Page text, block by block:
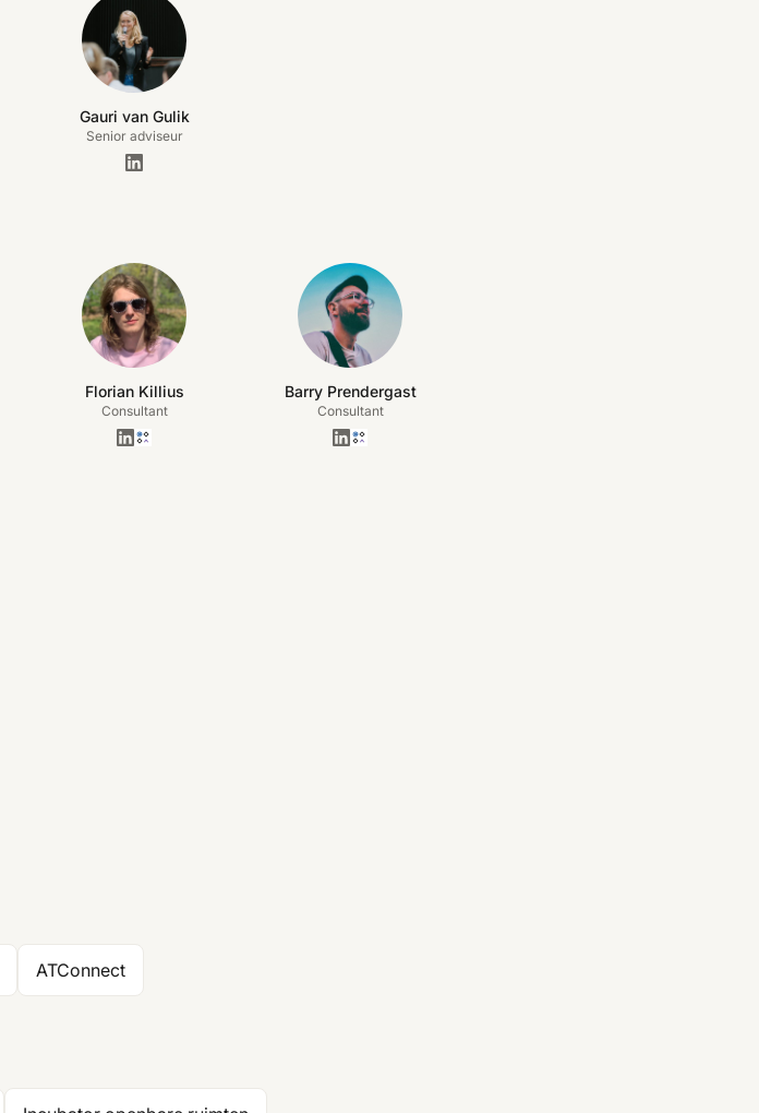
Gauri van Gulik
Senior adviseur
Florian Killius
Consultant
Barry Prendergast
Consultant
ATConnect